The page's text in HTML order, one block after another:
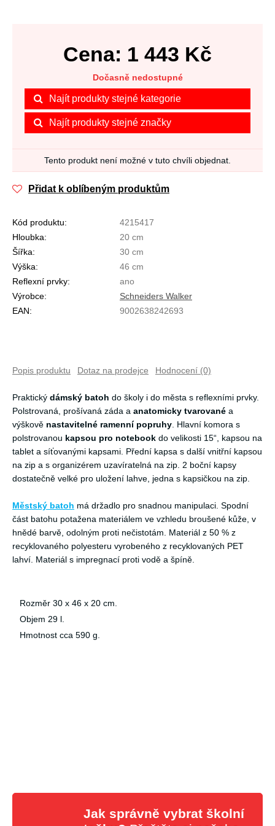
Cena: 1 443 Kč
Dočasně nedostupné
Najít produkty stejné kategorie
Najít produkty stejné značky
Tento produkt není možné v tuto chvíli objednat.
Přidat k oblíbeným produktům
Kód produktu:
4215417
Hloubka:
20 cm
Šířka:
30 cm
Výška:
46 cm
Reflexní prvky:
ano
Výrobce:
Schneiders Walker
EAN:
9002638242693
Popis produktu Dotaz na prodejce Hodnocení (0)
Praktický dámský batoh do školy i do města s reflexními prvky.
Polstrovaná, prošívaná záda a anatomicky tvarované a
výškově nastavitelné ramenní popruhy. Hlavní komora s
polstrovanou kapsou pro notebook do velikosti 15“, kapsou na
tablet a síťovanými kapsami. Přední kapsa s další vnitřní kapsou
na zip a s organizérem uzavíratelná na zip. 2 boční kapsy
dostatečně velké pro uložení lahve, jedna s kapsičkou na zip.
Městský batoh má držadlo pro snadnou manipulaci. Spodní
část batohu potažena materiálem ve vzhledu broušené kůže, v
hnědé barvě, odolným proti nečistotám. Materiál z 50 % z
recyklovaného polyesteru vyrobeného z recyklovaných PET
lahví. Materiál s impregnací proti vodě a špíně.
Rozměr 30 x 46 x 20 cm.
Objem 29 l.
Hmotnost cca 590 g.
Jak správně vybrat školní